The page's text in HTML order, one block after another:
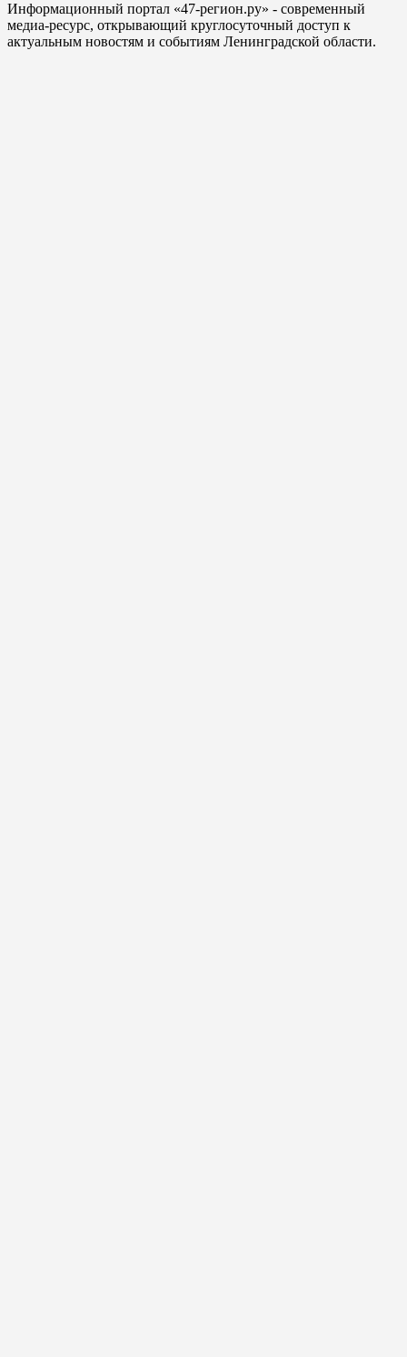
Информационный портал «47-регион.ру» - современный
медиа-ресурс, открывающий круглосуточный доступ к
актуальным новостям и событиям Ленинградской области.